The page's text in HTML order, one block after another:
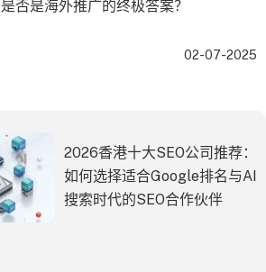
否是海外推广的终极答案？
02-07-2025
2026香港十大SEO公司推荐：
如何选择适合Google排名与AI
搜索时代的SEO合作伙伴